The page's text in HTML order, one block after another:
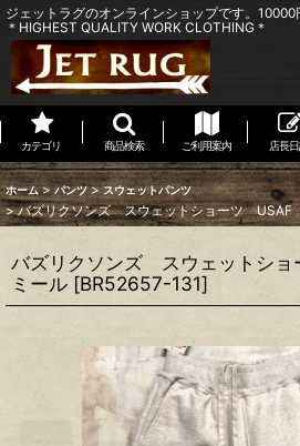
ジェットラグのオンラインショップです。10000
＊HIGHEST QUALITY WORK CLOTHING＊
カテゴリ 商品検索 ご利用案内 店長
ホーム > パンツ > スウェットパンツ
> バズリクソンズ スウェットショーツ USAF
バズリクソンズ スウェットシ
ミール [BR52657-131]